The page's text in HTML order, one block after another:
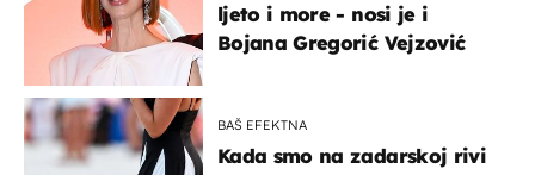
ljeto i more - nosi je i
Bojana Gregorić Vejzović
BAŠ EFEKTNA
Kada smo na zadarskoj rivi